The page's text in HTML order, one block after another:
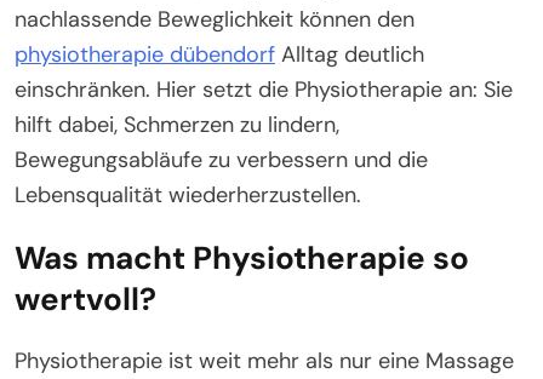
nachlassende Beweglichkeit können den
physiotherapie dübendorf Alltag deutlich
einschränken. Hier setzt die Physiotherapie an: Sie
hilft dabei, Schmerzen zu lindern,
Bewegungsabläufe zu verbessern und die
Lebensqualität wiederherzustellen.
Was macht Physiotherapie so
wertvoll?
Physiotherapie ist weit mehr als nur eine Massage